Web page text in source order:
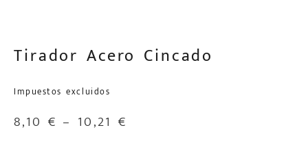
Tirador Acero Cincado
Impuestos excluidos
8,10 € – 10,21 €